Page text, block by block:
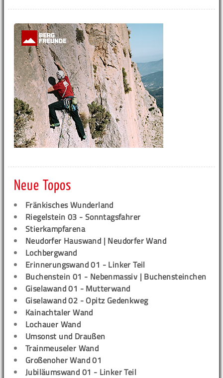
Neue Topos
Fränkisches Wunderland
Riegelstein 03 - Sonntagsfahrer
Stierkampfarena
Neudorfer Hauswand | Neudorfer Wand
Lochbergwand
Erinnerungswand 01 - Linker Teil
Buchenstein 01 - Nebenmassiv | Buchensteinchen
Giselawand 01 - Mutterwand
Giselawand 02 - Opitz Gedenkweg
Kainachtaler Wand
Lochauer Wand
Umsonst und Draußen
Trainmeuseler Wand
Großenoher Wand 01
Jubiläumswand 01 - Linker Teil